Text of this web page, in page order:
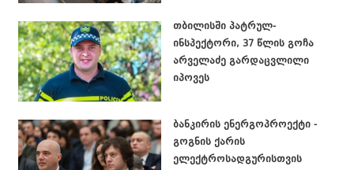
თბილისში პატრულ-
ინსპექტორი, 37 წლის გოჩა
არველაძე გარდაცვლილი
იპოვეს
ბანკირის ენერგოპროექტი -
გოგნის ქარის
ელექტროსადგურისთვის